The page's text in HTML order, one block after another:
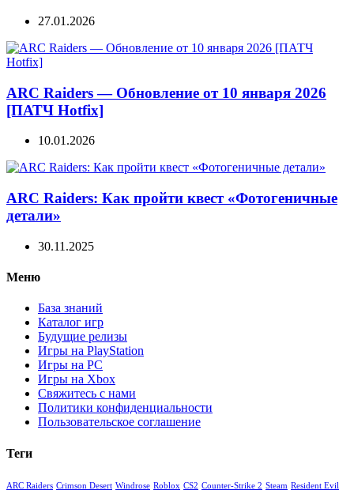
27.01.2026
ARC Raiders — Обновление от 10 января 2026
[ПАТЧ Hotfix]
10.01.2026
ARC Raiders: Как пройти квест «Фотогеничные
детали»
30.11.2025
Меню
База знаний
Каталог игр
Будущие релизы
Игры на PlayStation
Игры на PC
Игры на Xbox
Свяжитесь с нами
Политики конфиденциальности
Пользовательское соглашение
Теги
ARC Raiders Crimson Desert Windrose Roblox CS2 Counter-Strike 2 Steam Resident Evil